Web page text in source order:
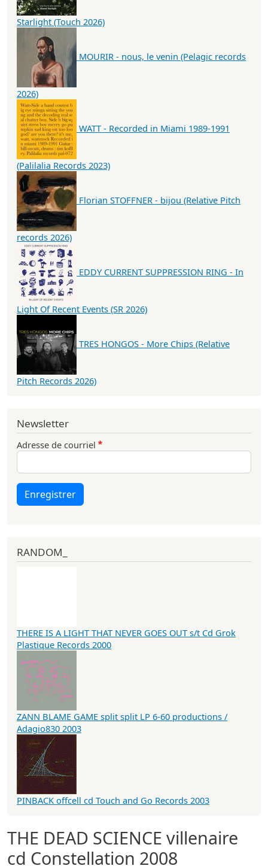
THE DEAD SCIENCE villenaire
cd Constellation 2008
Starlight (Touch 2026)
MOURIR - nous, le venin (Pelagic records
2026)
WATT - Recorded in Miami 1989-1991
(Palilalia Records 2023)
Florian STOFFNER - bijou (Relative Pitch
records 2026)
EDDY CURRENT SUPPRESSION RING - In
Light Of Recent Events (SR 2026)
TRES HONGOS - More Chips (Relative
Pitch Records 2026)
Newsletter
Adresse de courriel
Enregistrer
RANDOM_
THERE IS A LIGHT THAT NEVER GOES OUT s/t Cd Grok
Plastique Records 2000
ZANN BLAME GAME split split LP 6-60 productions /
Adagio830 2003
PINBACK offcell cd Touch and Go Records 2003